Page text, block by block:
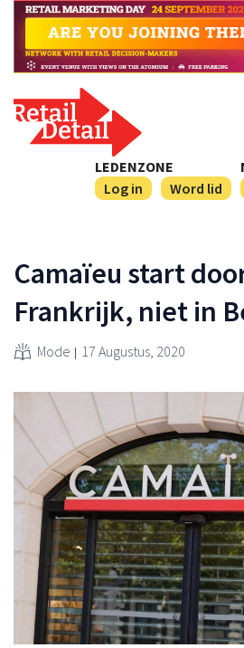
LEDENZONE
Log in
Word lid
Camaïeu start
Frankrijk, niet in
Mode 17 Augustus, 2020